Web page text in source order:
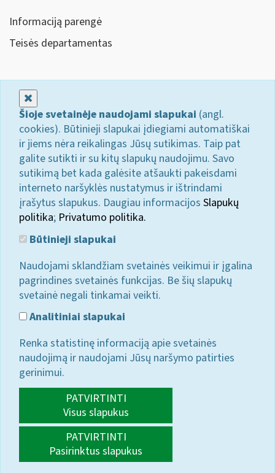
Informaciją parengė
Teisės departamentas
Šioje svetainėje naudojami slapukai (angl.
cookies). Būtinieji slapukai įdiegiami automatiškai
ir jiems nėra reikalingas Jūsų sutikimas. Taip pat
galite sutikti ir su kitų slapukų naudojimu. Savo
sutikimą bet kada galėsite atšaukti pakeisdami
interneto naršyklės nustatymus ir ištrindami
įrašytus slapukus. Daugiau informacijos Slapukų
politika; Privatumo politika.
Būtinieji slapukai
Naudojami sklandžiam svetainės veikimui ir įgalina
pagrindines svetainės funkcijas. Be šių slapukų
svetainė negali tinkamai veikti.
Analitiniai slapukai
Renka statistinę informaciją apie svetainės
naudojimą ir naudojami Jūsų naršymo patirties
gerinimui.
PATVIRTINTI
Visus slapukus
PATVIRTINTI
Pasirinktus slapukus